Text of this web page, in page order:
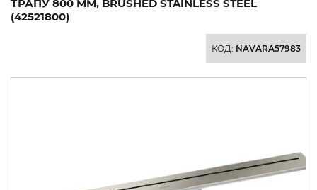
ТРАПУ 800 ММ, BRUSHED STAINLESS STEEL
(42521800)
КОД: NAVARA57983